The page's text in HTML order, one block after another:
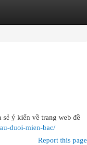
ý kiến về trang web đề
duoi-mien-bac/
Report this page